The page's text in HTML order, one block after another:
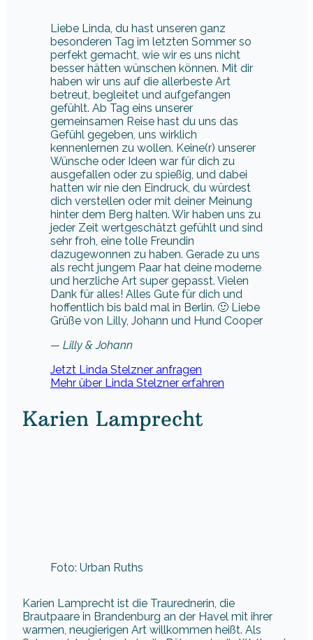
Liebe Linda, du hast unseren ganz
besonderen Tag im letzten Sommer so
perfekt gemacht, wie wir es uns nicht
besser hätten wünschen können. Mit dir
haben wir uns auf die allerbeste Art
betreut, begleitet und aufgefangen
gefühlt. Ab Tag eins unserer
gemeinsamen Reise hast du uns das
Gefühl gegeben, uns wirklich
kennenlernen zu wollen. Keine(r) unserer
Wünsche oder Ideen war für dich zu
ausgefallen oder zu spießig, und dabei
hatten wir nie den Eindruck, du würdest
dich verstellen oder mit deiner Meinung
hinter dem Berg halten. Wir haben uns zu
jeder Zeit wertgeschätzt gefühlt und sind
sehr froh, eine tolle Freundin
dazugewonnen zu haben. Gerade zu uns
als recht jungem Paar hat deine moderne
und herzliche Art super gepasst. Vielen
Dank für alles! Alles Gute für dich und
hoffentlich bis bald mal in Berlin. 🙂 Liebe
Grüße von Lilly, Johann und Hund Cooper
— Lilly & Johann
Jetzt Linda Stelzner anfragen
Mehr über Linda Stelzner erfahren
Karien Lamprecht
Foto: Urban Ruths
Karien Lamprecht ist die Traurednerin, die
Brautpaare in Brandenburg an der Havel mit ihrer
warmen, neugierigen Art willkommen heißt. Als